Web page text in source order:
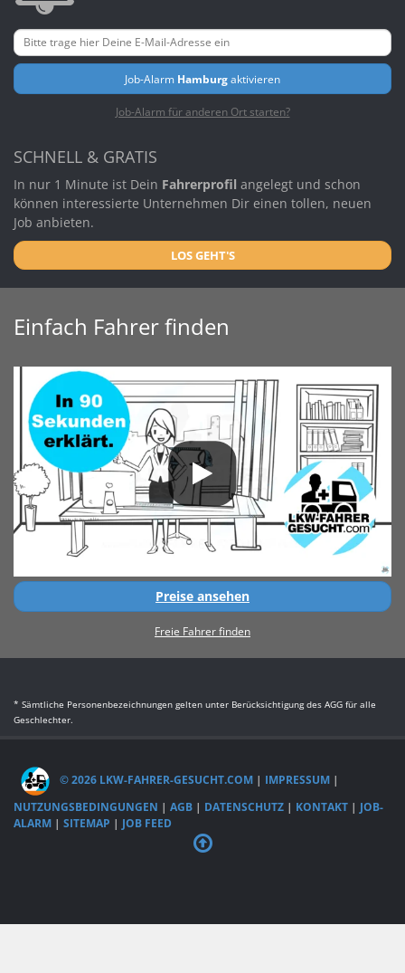
Job-Alarm Hamburgaktivieren
Job-Alarm für anderen Ort starten?
SCHNELL & GRATIS
In nur 1 Minute ist Dein Fahrerprofil angelegt und schon
können interessierte Unternehmen Dir einen tollen, neuen
Job anbieten.
LOS GEHT'S
Einfach Fahrer finden
Preise ansehen
Freie Fahrer finden
* Sämtliche Personenbezeichnungen gelten unter Berücksichtigung des AGG für alle
Geschlechter.
© 2026 LKW-FAHRER-GESUCHT.COM | IMPRESSUM |
NUTZUNGSBEDINGUNGEN | AGB | DATENSCHUTZ | KONTAKT | JOB-
ALARM | SITEMAP | JOB FEED